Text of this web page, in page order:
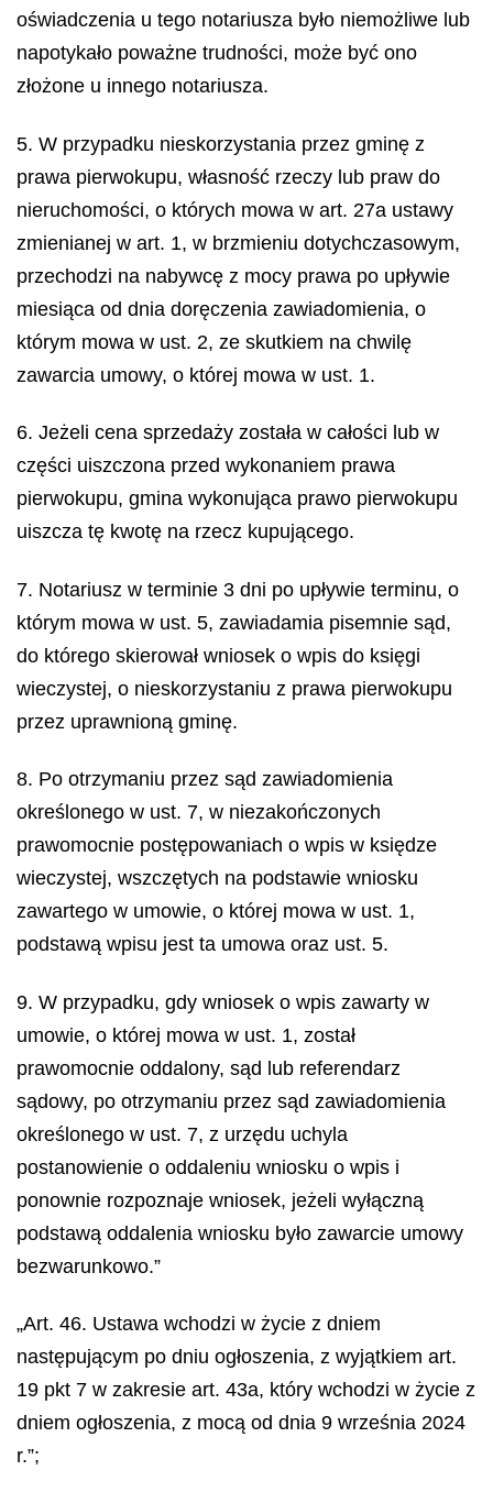
oświadczenia u tego notariusza było niemożliwe lub
napotykało poważne trudności, może być ono
złożone u innego notariusza.
5. W przypadku nieskorzystania przez gminę z
prawa pierwokupu, własność rzeczy lub praw do
nieruchomości, o których mowa w art. 27a ustawy
zmienianej w art. 1, w brzmieniu dotychczasowym,
przechodzi na nabywcę z mocy prawa po upływie
miesiąca od dnia doręczenia zawiadomienia, o
którym mowa w ust. 2, ze skutkiem na chwilę
zawarcia umowy, o której mowa w ust. 1.
6. Jeżeli cena sprzedaży została w całości lub w
części uiszczona przed wykonaniem prawa
pierwokupu, gmina wykonująca prawo pierwokupu
uiszcza tę kwotę na rzecz kupującego.
7. Notariusz w terminie 3 dni po upływie terminu, o
którym mowa w ust. 5, zawiadamia pisemnie sąd,
do którego skierował wniosek o wpis do księgi
wieczystej, o nieskorzystaniu z prawa pierwokupu
przez uprawnioną gminę.
8. Po otrzymaniu przez sąd zawiadomienia
określonego w ust. 7, w niezakończonych
prawomocnie postępowaniach o wpis w księdze
wieczystej, wszczętych na podstawie wniosku
zawartego w umowie, o której mowa w ust. 1,
podstawą wpisu jest ta umowa oraz ust. 5.
9. W przypadku, gdy wniosek o wpis zawarty w
umowie, o której mowa w ust. 1, został
prawomocnie oddalony, sąd lub referendarz
sądowy, po otrzymaniu przez sąd zawiadomienia
określonego w ust. 7, z urzędu uchyla
postanowienie o oddaleniu wniosku o wpis i
ponownie rozpoznaje wniosek, jeżeli wyłączną
podstawą oddalenia wniosku było zawarcie umowy
bezwarunkowo.”
„Art. 46. Ustawa wchodzi w życie z dniem
następującym po dniu ogłoszenia, z wyjątkiem art.
19 pkt 7 w zakresie art. 43a, który wchodzi w życie z
dniem ogłoszenia, z mocą od dnia 9 września 2024
r.”;